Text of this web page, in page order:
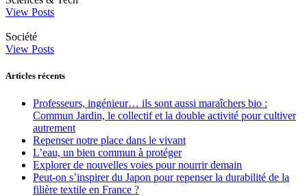
View Posts
Société
View Posts
Articles récents
Professeurs, ingénieur… ils sont aussi maraîchers bio :
Commun Jardin, le collectif et la double activité pour cultiver
autrement
Repenser notre place dans le vivant
L’eau, un bien commun à protéger
Explorer de nouvelles voies pour nourrir demain
Peut‑on s’inspirer du Japon pour repenser la durabilité de la
filière textile en France ?